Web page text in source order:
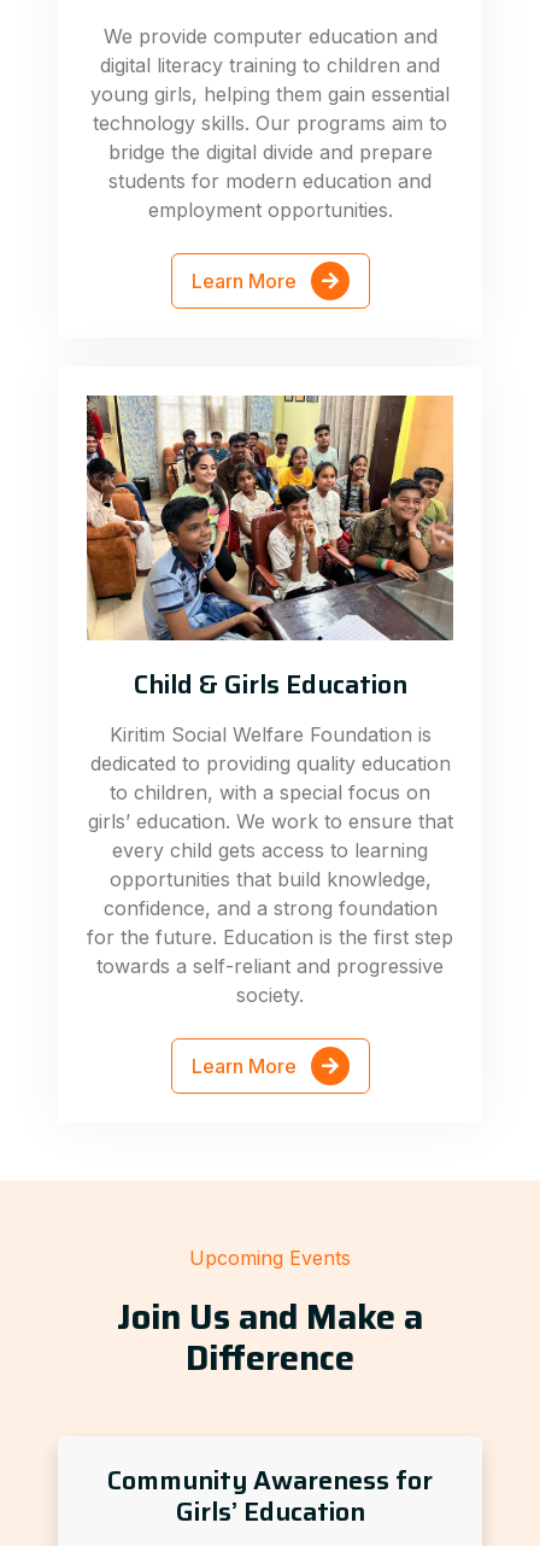
We provide computer education and
digital literacy training to children and
young girls, helping them gain essential
technology skills. Our programs aim to
bridge the digital divide and prepare
students for modern education and
employment opportunities.
Learn More
Child & Girls Education
Kiritim Social Welfare Foundation is
dedicated to providing quality education
to children, with a special focus on
girls’ education. We work to ensure that
every child gets access to learning
opportunities that build knowledge,
confidence, and a strong foundation
for the future. Education is the first step
towards a self-reliant and progressive
society.
Learn More
Upcoming Events
Join Us and Make a
Difference
Community Awareness for
Girls’ Education